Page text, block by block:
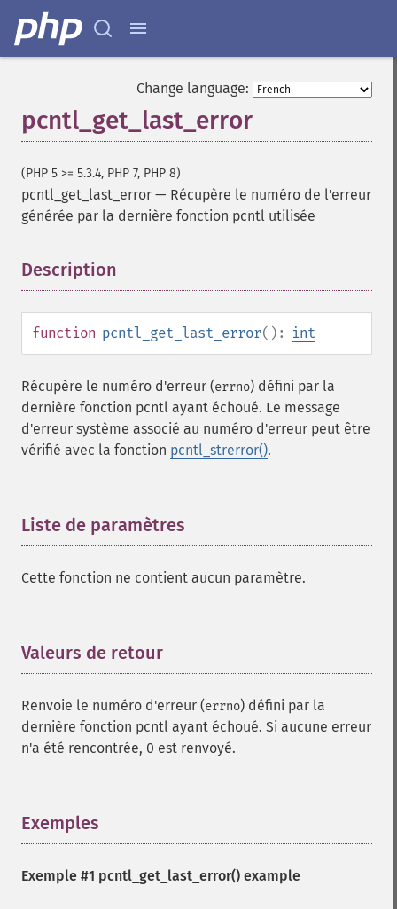
Change language:
pcntl_get_last_error
(PHP 5 >= 5.3.4, PHP 7, PHP 8)
pcntl_get_last_error — Récupère le numéro de l'erreur
générée par la dernière fonction pcntl utilisée
Description
function pcntl_get_last_error(): int
Récupère le numéro d'erreur (errno) défini par la
dernière fonction pcntl ayant échoué. Le message
d'erreur système associé au numéro d'erreur peut être
vérifié avec la fonction pcntl_strerror().
Liste de paramètres
Cette fonction ne contient aucun paramètre.
Valeurs de retour
Renvoie le numéro d'erreur (errno) défini par la
dernière fonction pcntl ayant échoué. Si aucune erreur
n'a été rencontrée, 0 est renvoyé.
Exemples
Exemple #1 pcntl_get_last_error() example